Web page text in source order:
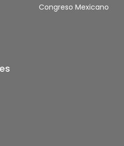
Congreso Mexicano